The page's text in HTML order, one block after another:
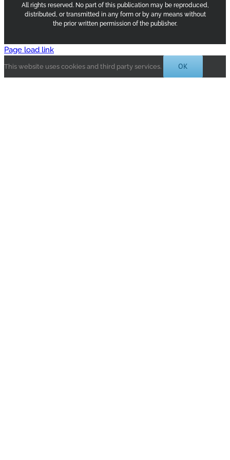
All rights reserved. No part of this publication may be reproduced,
distributed, or transmitted in any form or by any means without
the prior written permission of the publisher.
Page load link
This website uses cookies and third party services. OK